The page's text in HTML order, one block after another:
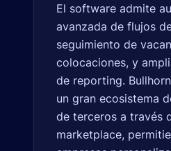
El software admite
avanzada de flujos
seguimiento de
colocaciones, y
de reporting.
un gran ecosistema
de terceros a través
marketplace,